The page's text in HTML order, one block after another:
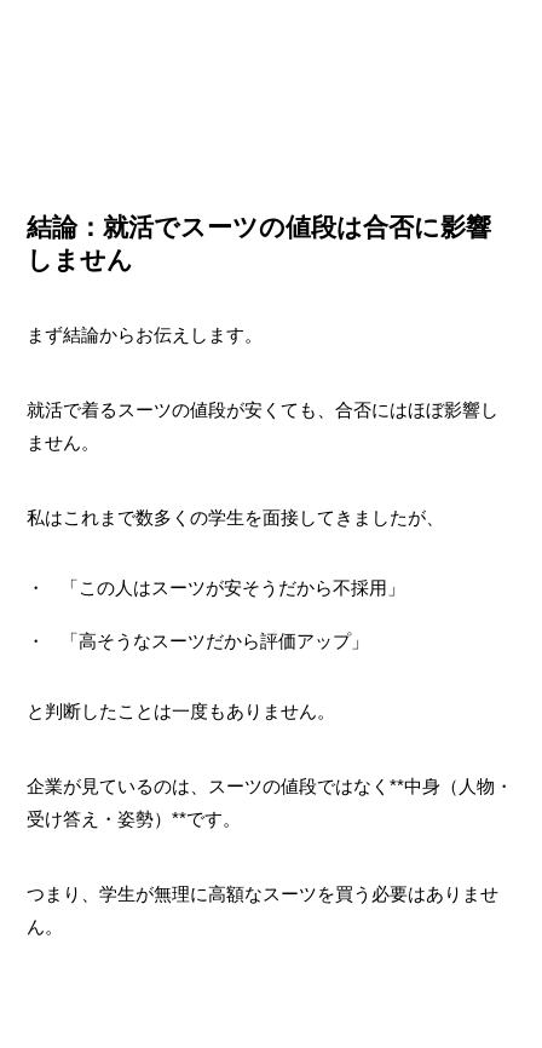
結論：就活でスーツの値段は合否に影響
しません
まず結論からお伝えします。
就活で着るスーツの値段が安くても、合否にはほぼ影響し
ません。
私はこれまで数多くの学生を面接してきましたが、
「この人はスーツが安そうだから不採用」
「高そうなスーツだから評価アップ」
と判断したことは一度もありません。
企業が見ているのは、スーツの値段ではなく**中身（人物・
受け答え・姿勢）**です。
つまり、学生が無理に高額なスーツを買う必要はありませ
ん。